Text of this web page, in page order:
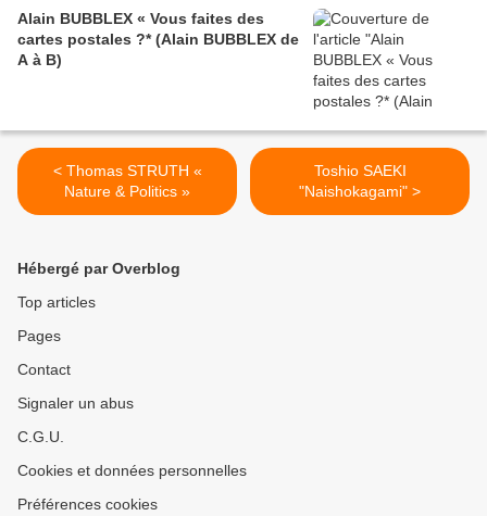
Alain BUBBLEX « Vous faites des
cartes postales ?* (Alain BUBBLEX de
A à B)
< Thomas STRUTH «
Nature & Politics »
Toshio SAEKI
"Naishokagami" >
Hébergé par Overblog
Top articles
Pages
Contact
Signaler un abus
C.G.U.
Cookies et données personnelles
Préférences cookies